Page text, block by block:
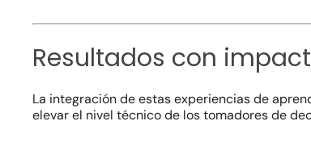
Resultados con
La integración de estas experiencias de
elevar el nivel técnico de los tomadores de